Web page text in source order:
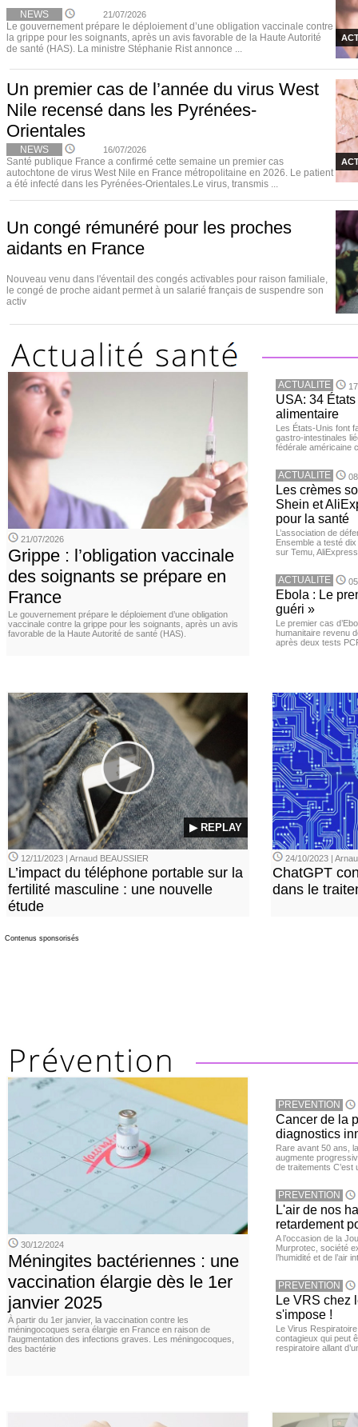
NEWS 21/07/2026
Le gouvernement prépare le déploiement d’une obligation vaccinale contre
la grippe pour les soignants, après un avis favorable de la Haute Autorité
de santé (HAS). La ministre Stéphanie Rist annonce ...
Un premier cas de l’année du virus West
Nile recensé dans les Pyrénées-
Orientales
NEWS 16/07/2026
Santé publique France a confirmé cette semaine un premier cas
autochtone de virus West Nile en France métropolitaine en 2026. Le patient
a été infecté dans les Pyrénées-Orientales.Le virus, transmis ...
Un congé rémunéré pour les proches
aidants en France
Nouveau venu dans l'éventail des congés activables pour raison familiale,
le congé de proche aidant permet à un salarié français de suspendre son
activ
21/07/2026
Grippe : l’obligation vaccinale
des soignants se prépare en
France
Le gouvernement prépare le déploiement d’une obligation
vaccinale contre la grippe pour les soignants, après un avis
favorable de la Haute Autorité de santé (HAS).
ACTUALITE
USA: 34
alimentaire
Les États-Unis font
gastro-intestinales
fédérale américaine
ACTUALITE
Les crèmes
Shein et
pour la santé
L’association de
Ensemble a testé
sur Temu,
ACTUALITE
Ebola : Le
guéri »
Le premier cas
humanitaire revenu
après deux tests
▶ REPLAY
12/11/2023 | Arnaud BEAUSSIER
L’impact du téléphone portable sur la
fertilité masculine : une nouvelle
étude
24/10/2023 |
ChatGPT
dans le
Contenus sponsorisés
30/12/2024
Méningites bactériennes : une
vaccination élargie dès le 1er
janvier 2025
À partir du 1er janvier, la vaccination contre les
méningocoques sera élargie en France en raison de
l'augmentation des infections graves. Les méningocoques,
des bactérie
PREVENTION
Cancer de la
diagnostics
Rare avant 50 ans,
augmente
de traitements
PREVENTION
L'air de nos
retardement
A l’occasion de la
Murprotec, société
l’humidité et de l’air
PREVENTION
Le VRS chez
s'impose !
Le Virus
contagieux qui peut
respiratoire allant